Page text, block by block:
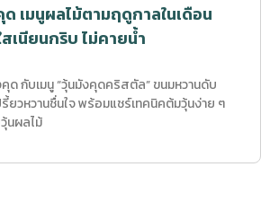
เมนูผลไม้ตามฤดูกาลในเดือน
เนียนกริบ ไม่คายน้ำ
ด กับเมนู “วุ้นมังคุดคริสตัล” ขนมหวานดับ
ยวหวานชื่นใจ พร้อมแชร์เทคนิคต้มวุ้นง่าย ๆ
นผลไม้